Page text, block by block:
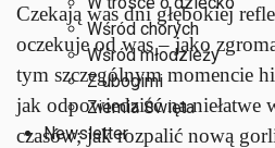
Wśród chorych
Wśród młodzieży
Z ubogimi
Ziemia Święta
Newsletter
Czekają was dni głębokiej
oczekuje od was – jako
tym szczególnym momencie
jak odpowiedzieć na niełatwe
czasów; jak rozpalić nową